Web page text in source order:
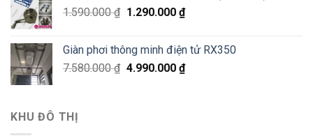
1.590.000₫ 1.290.000 ₫
Giàn phơi thông minh điện tử RX350
7.580.000₫ 4.990.000 ₫
KHU ĐÔ THỊ